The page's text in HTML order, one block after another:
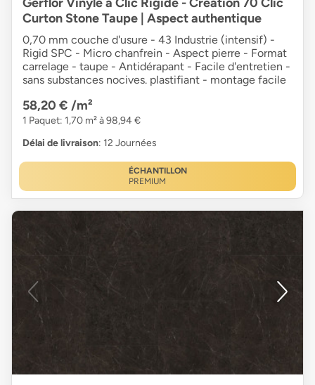
Curton Stone Taupe | Aspect authentique
0,70 mm couche d'usure - 43 Industrie (intensif) -
Rigid SPC - Micro chanfrein - Aspect pierre - Format
carrelage - taupe - Antidérapant - Facile d'entretien -
sans substances nocives. plastifiant - montage facile
58,20 € /m²
1 Paquet: 1,70 m² à 98,94 €
Délai de livraison: 12 Journées
ÉCHANTILLON
PREMIUM